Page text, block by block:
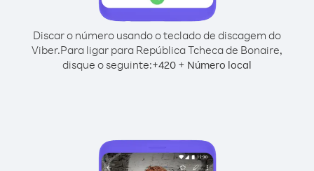
Discar o número usando o teclado de discagem do
Viber.Para ligar para República Tcheca de Bonaire,
disque o seguinte:+420 + Número local